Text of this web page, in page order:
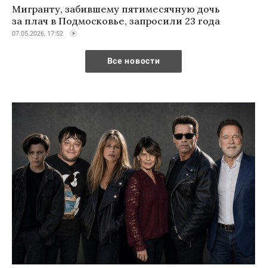
Мигранту, забившему пятимесячную дочь
за плач в Подмосковье, запросили 23 года
07.05.2026, 17:52
Все новости